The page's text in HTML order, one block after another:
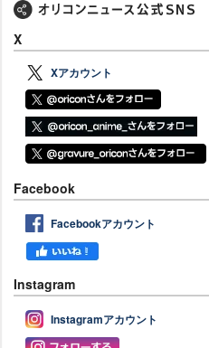
X
Xアカウント
Facebook
Facebookアカウント
Instagram
Instagramアカウント